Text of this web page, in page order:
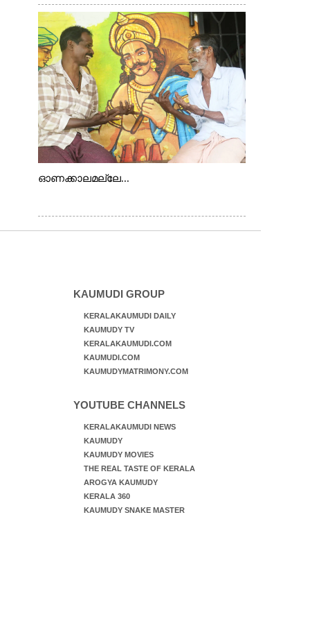
ടിയുടെ ഭാഗമായി ടി.ഡി റോഡിലെ
ഭാരതീയ വിദ്യാഭവൻ സർദാർ പട്ടേൽ
സഭാഗൃഹത്തിൽ
പ്രശസ്ത കഥക് നർത്തകി എം.
അക്ഷത അവതരിപ്പിച്ച ലയ നമൻ കഥകിൽ
നിന്ന്
ഓണക്കാലമല്ലേ...
KAUMUDI GROUP
KERALAKAUMUDI DAILY
KAUMUDY TV
KERALAKAUMUDI.COM
KAUMUDI.COM
KAUMUDYMATRIMONY.COM
YOUTUBE CHANNELS
KERALAKAUMUDI NEWS
KAUMUDY
KAUMUDY MOVIES
THE REAL TASTE OF KERALA
AROGYA KAUMUDY
KERALA 360
KAUMUDY SNAKE MASTER